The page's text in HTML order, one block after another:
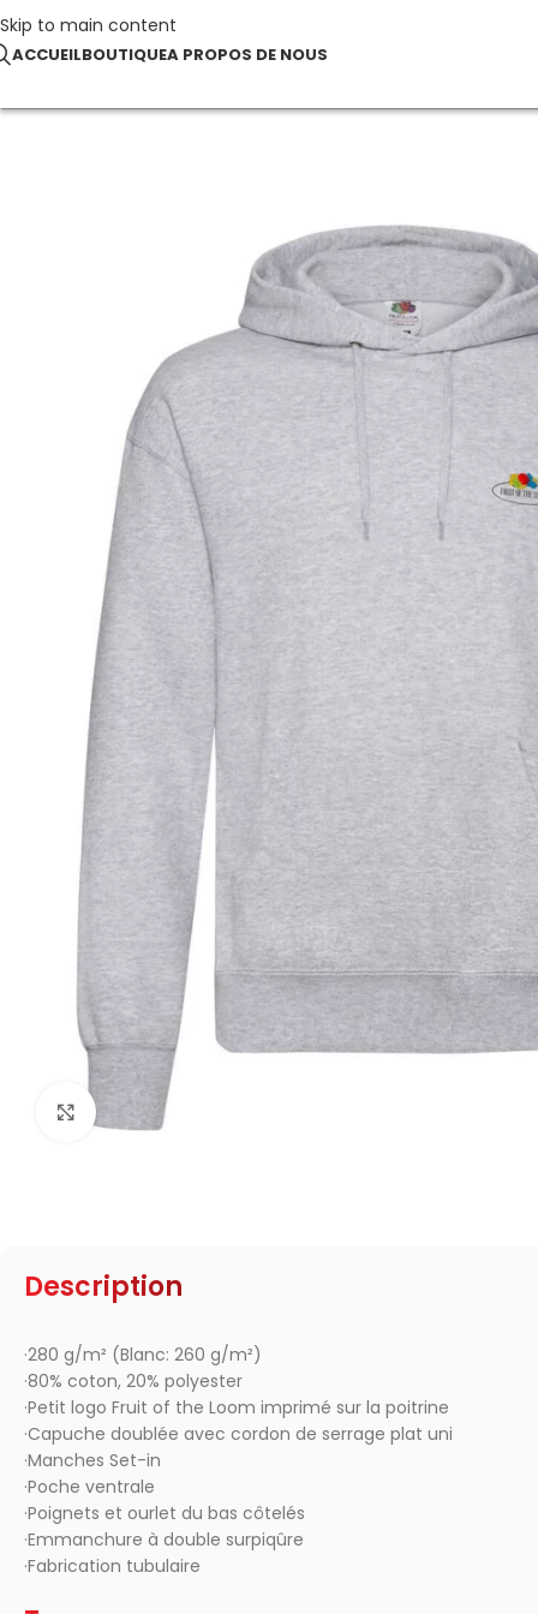
Skip to main content
ACCUEILBOUTIQUEA PROPOS DE NOUS
Click to enlarge
Description
·280 g/m² (Blanc: 260 g/m²)
·80% coton, 20% polyester
·Petit logo Fruit of the Loom imprimé sur la poitrine
·Capuche doublée avec cordon de serrage plat uni
·Manches Set-in
·Poche ventrale
·Poignets et ourlet du bas côtelés
·Emmanchure à double surpiqûre
·Fabrication tubulaire